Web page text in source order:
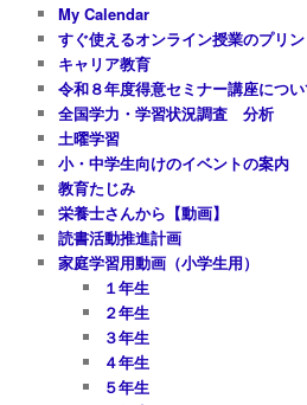
My Calendar
すぐ使えるオンライン授業のプリ
キャリア教育
令和８年度得意セミナー講座につ
全国学力・学習状況調査 分析
土曜学習
小・中学生向けのイベントの案内
教育たじみ
栄養士さんから【動画】
読書活動推進計画
家庭学習用動画（小学生用）
１年生
２年生
３年生
４年生
５年生